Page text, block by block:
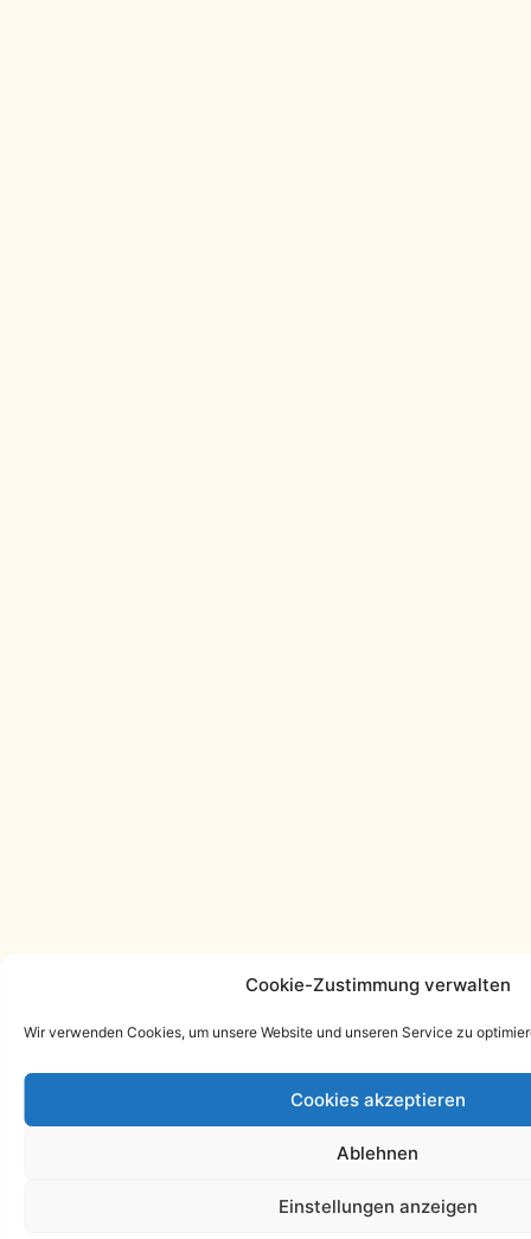
Cookie-Zustimmung verwalten
Wir verwenden Cookies, um unsere Website und unseren Service zu
Cookies akzeptieren
Ablehnen
Einstellungen anzeigen